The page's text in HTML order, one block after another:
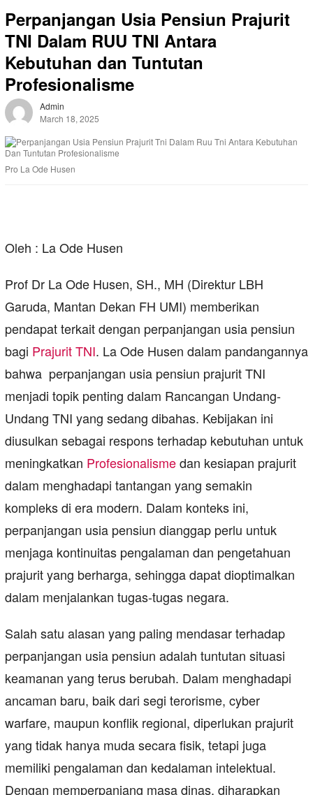
Perpanjangan Usia Pensiun Prajurit
TNI Dalam RUU TNI Antara
Kebutuhan dan Tuntutan
Profesionalisme
Admin
March 18, 2025
Pro La Ode Husen
Oleh : La Ode Husen
Prof Dr La Ode Husen, SH., MH (Direktur LBH
Garuda, Mantan Dekan FH UMI) memberikan
pendapat terkait dengan perpanjangan usia pensiun
bagi Prajurit TNI. La Ode Husen dalam pandangannya
bahwa perpanjangan usia pensiun prajurit TNI
menjadi topik penting dalam Rancangan Undang-
Undang TNI yang sedang dibahas. Kebijakan ini
diusulkan sebagai respons terhadap kebutuhan untuk
meningkatkan Profesionalismedan kesiapan prajurit
dalam menghadapi tantangan yang semakin
kompleks di era modern. Dalam konteks ini,
perpanjangan usia pensiun dianggap perlu untuk
menjaga kontinuitas pengalaman dan pengetahuan
prajurit yang berharga, sehingga dapat dioptimalkan
dalam menjalankan tugas-tugas negara.
Salah satu alasan yang paling mendasar terhadap
perpanjangan usia pensiun adalah tuntutan situasi
keamanan yang terus berubah. Dalam menghadapi
ancaman baru, baik dari segi terorisme, cyber
warfare, maupun konflik regional, diperlukan prajurit
yang tidak hanya muda secara fisik, tetapi juga
memiliki pengalaman dan kedalaman intelektual.
Dengan memperpanjang masa dinas, diharapkan